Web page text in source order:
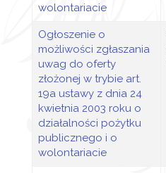
wolontariacie
Ogłoszenie o
możliwości zgłaszania
uwag do oferty
złożonej w trybie art.
19a ustawy z dnia 24
kwietnia 2003 roku o
działalności pożytku
publicznego i o
wolontariacie